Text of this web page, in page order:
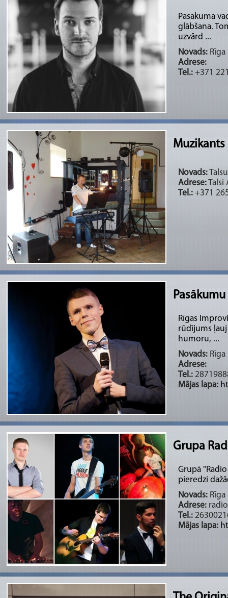
Pasākuma
glābšana.
uzvārd ...
Novads:
Adrese:
Tel.: +371
Muzikants
Novads:
Adrese:Talsi
Tel.: +371
Rīgas
rūdījums
humoru, ...
Novads:
Adrese:
Tel.:
Mājas lapa:
Grupa
Grupā
pieredzi
Novads:
Adrese:
Tel.:
Mājas lapa: